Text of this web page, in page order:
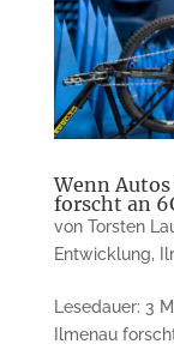
Wenn
forscht an
von Torsten
Entwicklung,
Lesedauer: 3
Ilmenau